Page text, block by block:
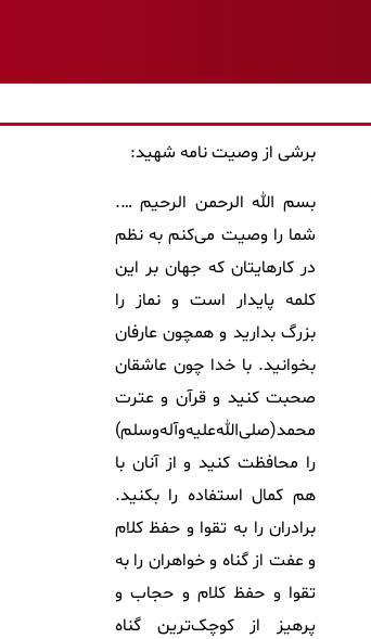
برشی از وصیت نامه شهید:
بسم ‌الله الرحمن الرحیم ….
شما را وصیت می‌کنم به نظم
در کارهایتان که جهان بر این
کلمه پایدار است و نماز را
بزرگ بدارید و همچون عارفان
بخوانید. با خدا چون عاشقان
صحبت کنید و قرآن و عترت
محمد(صلی‌الله‌علیه‌وآله‌وسلم)
را محافظت کنید و از آنان با
هم کمال استفاده را بکنید.
برادران را به تقوا و حفظ کلام
و عفت از گناه و خواهران را به
تقوا و حفظ کلام و حجاب و
پرهیز از کوچک‌ترین گناه